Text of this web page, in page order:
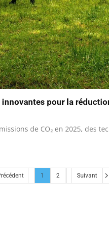
pour la
de CO₂ en 2025, des
1 2 Suivant